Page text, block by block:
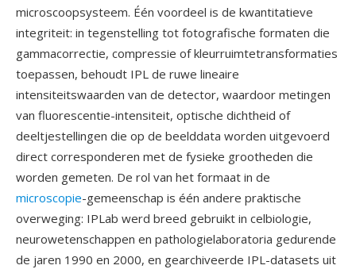
microscoopsysteem. Één voordeel is de kwantitatieve
integriteit: in tegenstelling tot fotografische formaten die
gammacorrectie, compressie of kleurruimtetransformaties
toepassen, behoudt IPL de ruwe lineaire
intensiteitswaarden van de detector, waardoor metingen
van fluorescentie-intensiteit, optische dichtheid of
deeltjestellingen die op de beelddata worden uitgevoerd
direct corresponderen met de fysieke grootheden die
worden gemeten. De rol van het formaat in de
microscopie-gemeenschap is één andere praktische
overweging: IPLab werd breed gebruikt in celbiologie,
neurowetenschappen en pathologielaboratoria gedurende
de jaren 1990 en 2000, en gearchiveerde IPL-datasets uit